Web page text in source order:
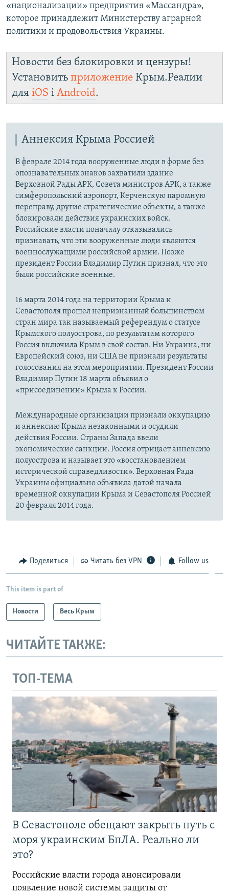
«национализации» предприятия «Массандра»,
которое принадлежит Министерству аграрной
политики и продовольствия Украины.
Новости без блокировки и цензуры!
Установить приложение Крым.Реалии
для iOS і Android.
Аннексия Крыма Россией
В феврале 2014 года вооруженные люди в форме без
опознавательных знаков захватили здание
Верховной Рады АРК, Совета министров АРК, а также
симферопольский аэропорт, Керченскую паромную
переправу, другие стратегические объекты, а также
блокировали действия украинских войск.
Российские власти поначалу отказывались
признавать, что эти вооруженные люди являются
военнослужащими российской армии. Позже
президент России Владимир Путин признал, что это
были российские военные.
16 марта 2014 года на территории Крыма и
Севастополя прошел непризнанный большинством
стран мира так называемый референдум о статусе
Крымского полуострова, по результатам которого
Россия включила Крым в свой состав. Ни Украина, ни
Европейский союз, ни США не признали результаты
голосования на этом мероприятии. Президент России
Владимир Путин 18 марта объявил о
«присоединении» Крыма к России.
Международные организации признали оккупацию
и аннексию Крыма незаконными и осудили
действия России. Страны Запада ввели
экономические санкции. Россия отрицает аннексию
полуострова и называет это «восстановлением
исторической справедливости». Верховная Рада
Украины официально объявила датой начала
временной оккупации Крыма и Севастополя Россией
20 февраля 2014 года.
Поделиться Читать без VPN Follow us
This item is part of
Новости Весь Крым
ЧИТАЙТЕ ТАКЖЕ:
ТОП-ТЕМА
В Севастополе обещают закрыть путь с
моря украинским БпЛА. Реально ли
это?
Российские власти города анонсировали
появление новой системы защиты от